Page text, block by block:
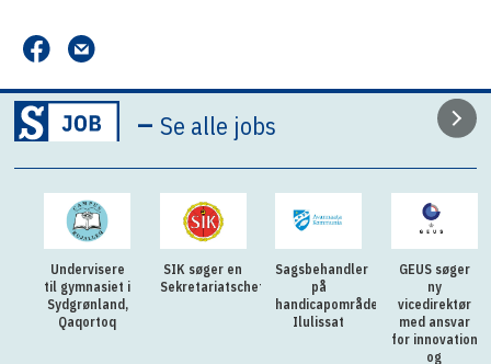
–Se alle jobs
Undervisere
til gymnasiet i
Sydgrønland,
Qaqortoq
SIK søger en
Sekretariatschef
Sagsbehandler
på
handicapområdet
Ilulissat
GEUS søger
ny
vicedirektør
med ansvar
for innovation
og